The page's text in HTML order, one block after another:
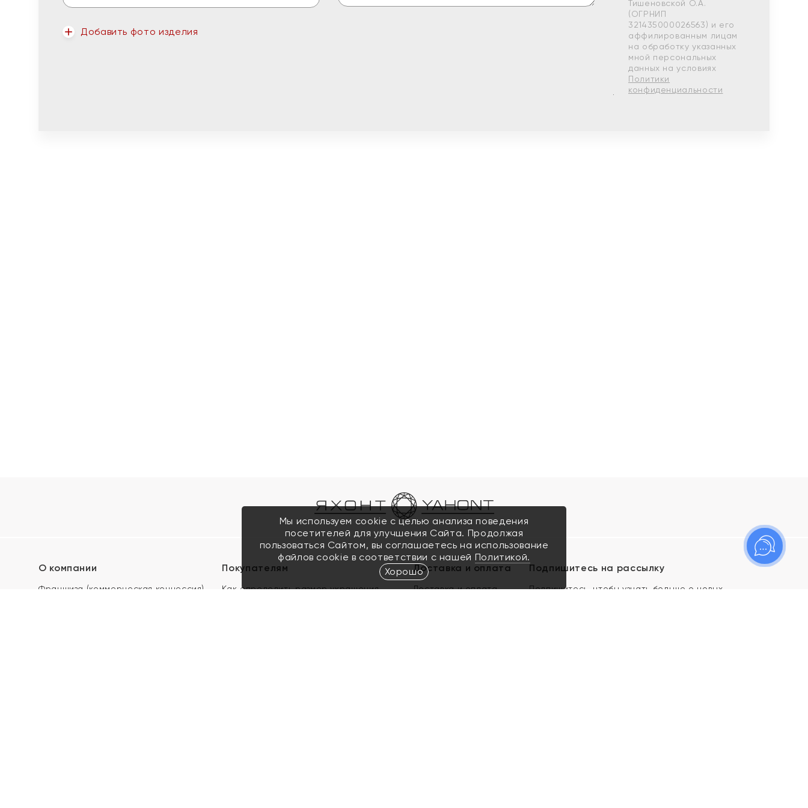
Добавить фото изделия
Тишеновской О.А.
(ОГРНИП
321435000026563) и его
аффилированным лицам
на обработку указанных
мной персональных
данных на условиях
Политики
конфиденциальности
О компании
Франшиза (коммерческая концессия)
Покупателям
Как определить размер украшения
Доставка и оплата
Доставка и оплата
Подпишитесь на рассылку
Подпишитесь, чтобы узнать больше о новых
Мы используем cookie с целью анализа поведения
посетителей для улучшения Сайта. Продолжая
пользоваться Сайтом, вы соглашаетесь на использование
файлов cookie в соответствии с нашей Политикой.
Хорошо